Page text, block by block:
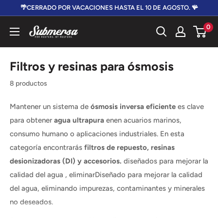
contenido
🌴CERRADO POR VACACIONES HASTA EL 10 DE AGOSTO. 🪸
Submersa 0
Filtros y resinas para ósmosis
8 productos
Mantener un sistema de ósmosis inversa eficiente es clave
para obtener agua ultrapura enen acuarios marinos,
consumo humano o aplicaciones industriales. En esta
categoría encontrarás filtros de repuesto, resinas
desionizadoras (DI) y accesorios. diseñados para mejorar la
calidad del agua , eliminarDiseñado para mejorar la calidad
del agua, eliminando impurezas, contaminantes y minerales
no deseados.